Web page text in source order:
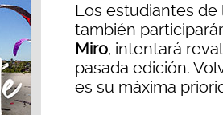
Los estudiantes de
también
Miro, intentará
pasada edición.
es su máxima